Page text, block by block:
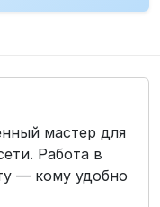
мастер для
Работа в
— кому удобно